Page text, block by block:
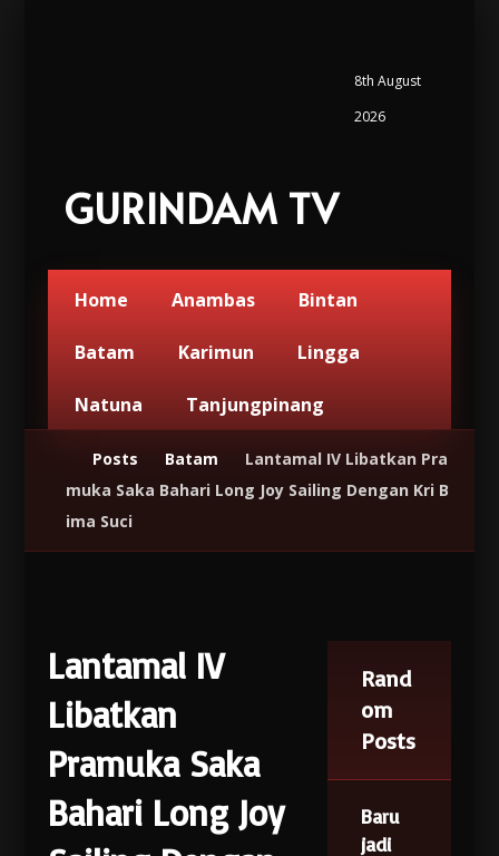
GURINDAM TV
8th August
2026
Home Anambas Bintan
Batam Karimun Lingga
Natuna Tanjungpinang
Posts Batam
Lantamal IV Libatkan Pra
muka Saka Bahari Long Joy Sailing Dengan Kri B
ima Suci
Lantamal IV
Libatkan
Pramuka Saka
Bahari Long Joy
Rand
om
Posts
Baru
jadi